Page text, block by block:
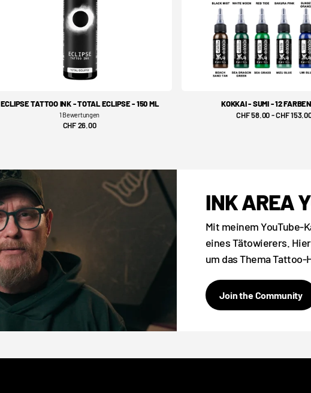
ECLIPSE TATTOO INK - TOTAL ECLIPSE - 150 ML
1 Bewertungen
CHF 26.00
KOKKAI - SUMI - 12
CHF 58.00- CHF
INK AREA
Mit meinem YouTube-
eines Tätowierers. Hier
um das Thema
Join the Community